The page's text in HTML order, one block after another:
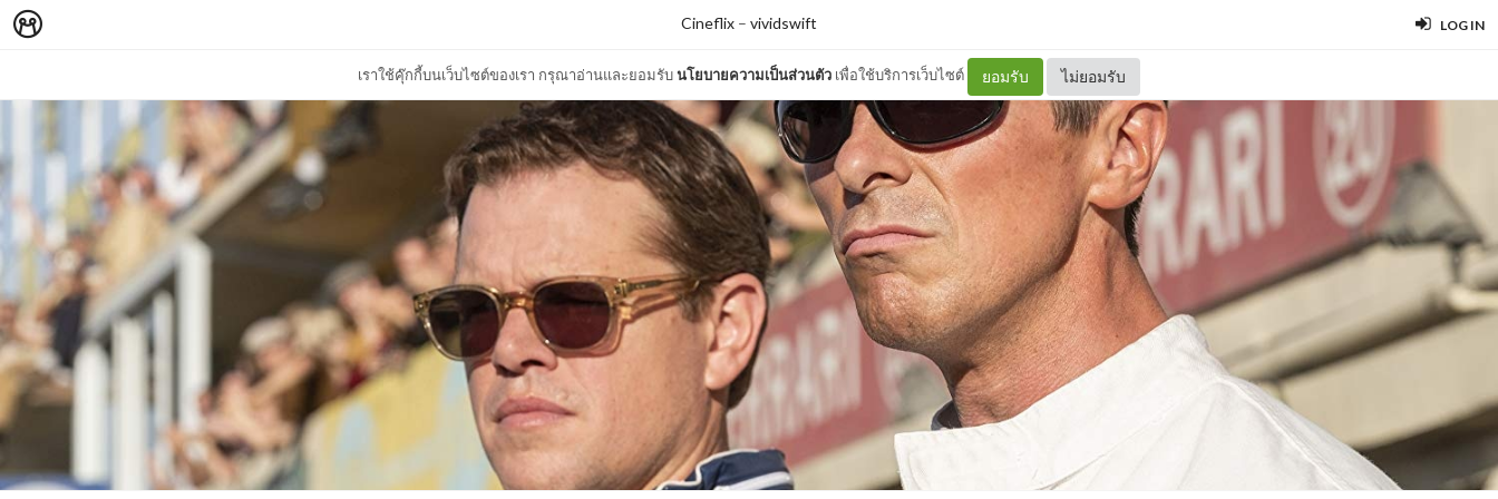
LOG IN
เราใช้คุ๊กกี้บนเว็บไซต์ของเรา กรุณาอ่านและยอมรับนโยบายความเป็นส่วนตัว เพื่อใช้บริการเว็บไซต์ ยอมรับ ไม่ยอมรับ
Cineflix – vividswift